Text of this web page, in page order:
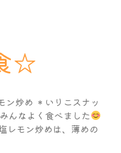
☆
ン炒め ＊いりこスナッ
んなよく食べました
レモン炒めは、薄めの